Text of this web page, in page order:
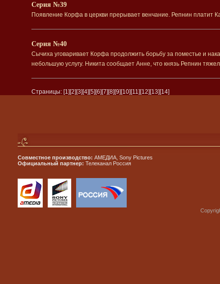
Серия №39
Появление Корфа в церкви прерывает венчание. Репнин платит
Серия №40
Сычиха уговаривает Корфа продолжить борьбу за поместье и
небольшую услугу. Никита сообщает Анне, что князь Репнин
Страницы: [1] [2] [3] [4] [5] [6] [7] [8] [9] [10] [11] [12] [13] [14]
Совместное производство: АМЕДИА, Sony Pictures
Официальный партнер: Телеканал Россия